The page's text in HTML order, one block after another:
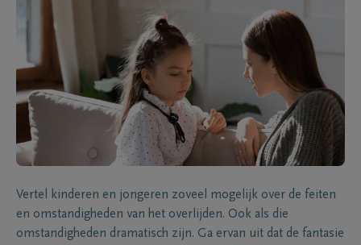
Vertel kinderen en jongeren zoveel mogelijk over de feiten
en omstandigheden van het overlijden. Ook als die
omstandigheden dramatisch zijn. Ga ervan uit dat de fantasie